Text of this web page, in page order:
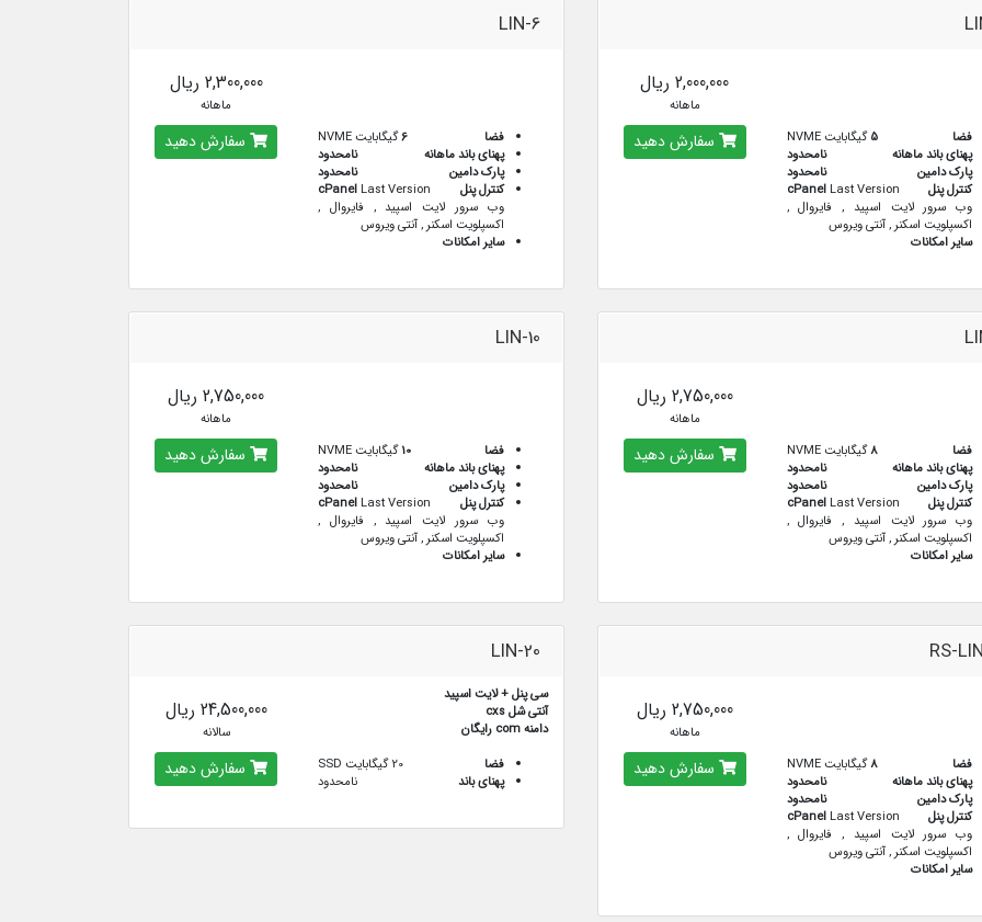
5گیگابایت NVME
فضا
نامحدود
پهنای باند ماهانه
نامحدود
پارک دامین
cPanelLast Version
کنترل پنل
وب سرور لایت اسپید , فایروال ,
اکسپلویت اسکنر , آنتی ویروس
سایر امکانات
2,000,000 ریال
ماهانه
سفارش دهید
LIN-6
6گیگابایت NVME
فضا
نامحدود
پهنای باند ماهانه
نامحدود
پارک دامین
cPanel Last Version
کنترل پنل
وب سرور لایت اسپید , فایروال ,
اکسپلویت اسکنر , آنتی ویروس
سایر امکانات
2,300,000 ریال
ماهانه
سفارش دهید
8گیگابایت NVME
فضا
نامحدود
پهنای باند ماهانه
نامحدود
پارک دامین
cPanelLast Version
کنترل پنل
وب سرور لایت اسپید , فایروال ,
اکسپلویت اسکنر , آنتی ویروس
سایر امکانات
2,750,000 ریال
ماهانه
سفارش دهید
LIN-10
10گیگابایت NVME
فضا
نامحدود
پهنای باند ماهانه
نامحدود
پارک دامین
cPanel Last Version
کنترل پنل
وب سرور لایت اسپید , فایروال ,
اکسپلویت اسکنر , آنتی ویروس
سایر امکانات
2,750,000 ریال
ماهانه
سفارش دهید
RS-
8گیگابایت NVME
فضا
نامحدود
پهنای باند ماهانه
نامحدود
پارک دامین
cPanelLast Version
کنترل پنل
وب سرور لایت اسپید , فایروال ,
اکسپلویت اسکنر , آنتی ویروس
سایر امکانات
2,750,000 ریال
ماهانه
سفارش دهید
LIN-20
سی پنل + لایت اسپید
آنتی شل cxs
دامنه com رایگان
20 گیگابایت SSD
فضا
نامحدود
پهنای باند
24,500,000 ریال
سالانه
سفارش دهید